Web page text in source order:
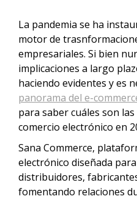
La pandemia se ha
motor de
empresariales. Si bien
implicaciones a largo
haciendo evidentes y es
panorama del e-
para saber cuáles son
comercio electrónico en
Sana Commerce,
electrónico diseñada
distribuidores,
fomentando relaciones